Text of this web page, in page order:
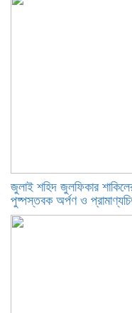
​জুলাই শহিদ জুলফিকার শাকিলের
পুষ্পস্তবক অর্পণ ও